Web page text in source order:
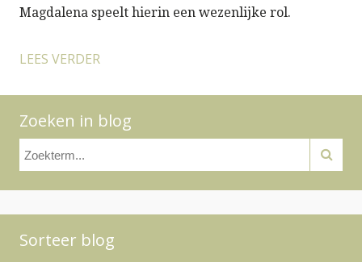
Magdalena speelt hierin een wezenlijke rol.
LEES VERDER
Zoeken in blog
Sorteer blog